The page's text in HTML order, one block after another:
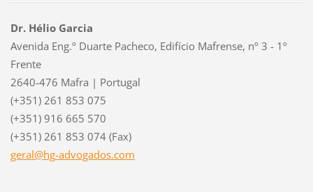
Dr. Hélio Garcia
Avenida Eng.º Duarte Pacheco, Edifício Mafrense, nº 3 - 1º
Frente
2640-476 Mafra | Portugal
(+351) 261 853 075
(+351) 916 665 570
(+351) 261 853 074 (Fax)
geral@hg-advogados.com